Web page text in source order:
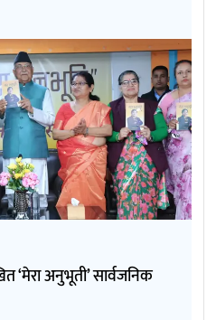
‘मेरा अनुभूती’ सार्वजनिक